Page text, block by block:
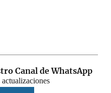
Canal de WhatsApp